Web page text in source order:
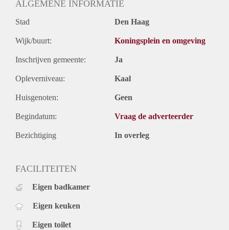
ALGEMENE INFORMATIE
Stad Den Haag
Wijk/buurt: Koningsplein en omgeving
Inschrijven gemeente: Ja
Opleverniveau: Kaal
Huisgenoten: Geen
Begindatum: Vraag de adverteerder
Bezichtiging In overleg
FACILITEITEN
Eigen badkamer
Eigen keuken
Eigen toilet